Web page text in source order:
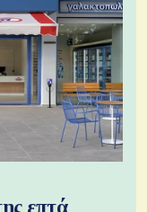
επτά